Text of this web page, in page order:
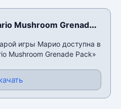
Mushroom Grenade
игры Марио доступна в
Mushroom Grenade Pack»